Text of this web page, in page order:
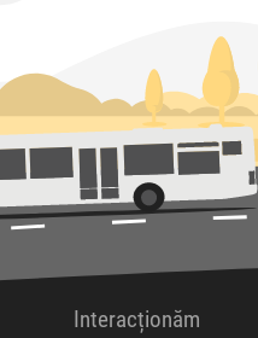
Interacționăm